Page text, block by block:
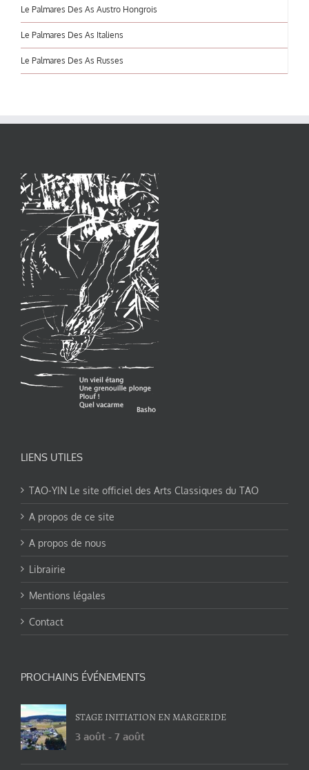
Le Palmares Des As Austro Hongrois
Le Palmares Des As Italiens
Le Palmares Des As Russes
LIENS UTILES
TAO-YIN Le site officiel des Arts Classiques du TAO
A propos de ce site
A propos de nous
Librairie
Mentions légales
Contact
PROCHAINS ÉVÉNEMENTS
STAGE INITIATION EN MARGERIDE
3 août - 7 août